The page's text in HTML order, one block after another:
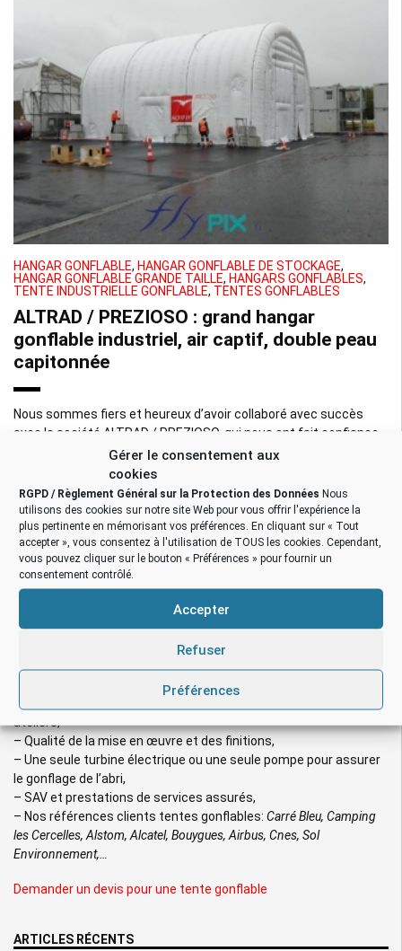
Gérer le consentement aux
cookies
RGPD / Règlement Général sur la Protection des Données Nous
utilisons des cookies sur notre site Web pour vous offrir l'expérience la
plus pertinente en mémorisant vos préférences. En cliquant sur « Tout
accepter », vous consentez à l'utilisation de TOUS les cookies. Cependant,
vous pouvez cliquer sur le bouton « Préférences » pour fournir un
consentement contrôlé.
Accepter
Refuser
Préférences
HANGAR GONFLABLE, HANGAR GONFLABLE DE STOCKAGE,
HANGAR GONFLABLE GRANDE TAILLE, HANGARS GONFLABLES,
TENTE INDUSTRIELLE GONFLABLE, TENTES GONFLABLES
ALTRAD / PREZIOSO : grand hangar
gonflable industriel, air captif, double peau
capitonnée
Nous sommes fiers et heureux d’avoir collaboré avec succès
avec la société ALTRAD / PREZIOSO, qui nous ont fait confiance,
pour la fabrication que mesure d’un très grand hangar gonflable
Hangar gonflable grande taille
NOS ATOUTS
– Fabrication française sur mesure par nos soins dans nos
ateliers,
– Qualité de la mise en œuvre et des finitions,
– Une seule turbine électrique ou une seule pompe pour assurer
le gonflage de l’abri,
– SAV et prestations de services assurés,
– Nos références clients tentes gonflables: Carré Bleu, Camping
les Cercelles, Alstom, Alcatel, Bouygues, Airbus, Cnes, Sol
Environnement,…
Demander un devis pour une tente gonflable
ARTICLES RÉCENTS